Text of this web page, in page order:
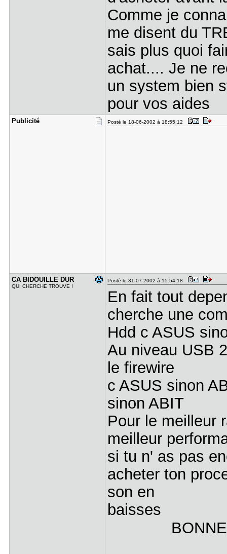
Comme je
me disent du
sais plus quoi
achat.... Je ne
un system bien
pour vos aides
Publicité Posté le 18-06-2002 à 18:55:12
CA BIDOUIL​LE DUR
QUI CHERCHE TROUVE !
Posté le 31-07-2002 à 15:54:18
En fait tout
cherche une
Hdd c ASUS
Au niveau USB
le firewire
c ASUS sinon
sinon ABIT
Pour le meilleur
meilleur
si tu n' as pas
acheter ton
son en
baisses
BONNE